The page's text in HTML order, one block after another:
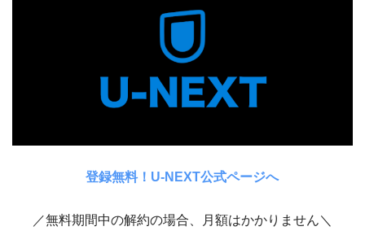
登録無料！U-NEXT公式ページへ
／無料期間中の解約の場合、月額はかかりません＼